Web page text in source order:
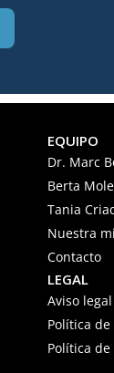
EQUIPO
Dr. Marc
Berta
Tania
Nuestra
Contacto
LEGAL
Aviso legal
Política de
Política